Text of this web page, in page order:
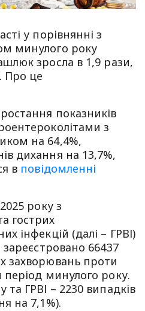
у порівнянні з
минулого року
зросла в 1,9 рази,
Про це
показників
з
на 64,4%,
дихання на 13,7%,
в повідомленні
року з
гострих
інфекцій (далі – ГРВІ)
зареєстровано 66437
захворювань проти
період минулого року.
та ГРВІ – 2230 випадків
на 7,1%).